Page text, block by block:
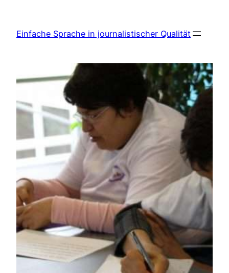
springen
Einfache Sprache in journalistischer Qualität